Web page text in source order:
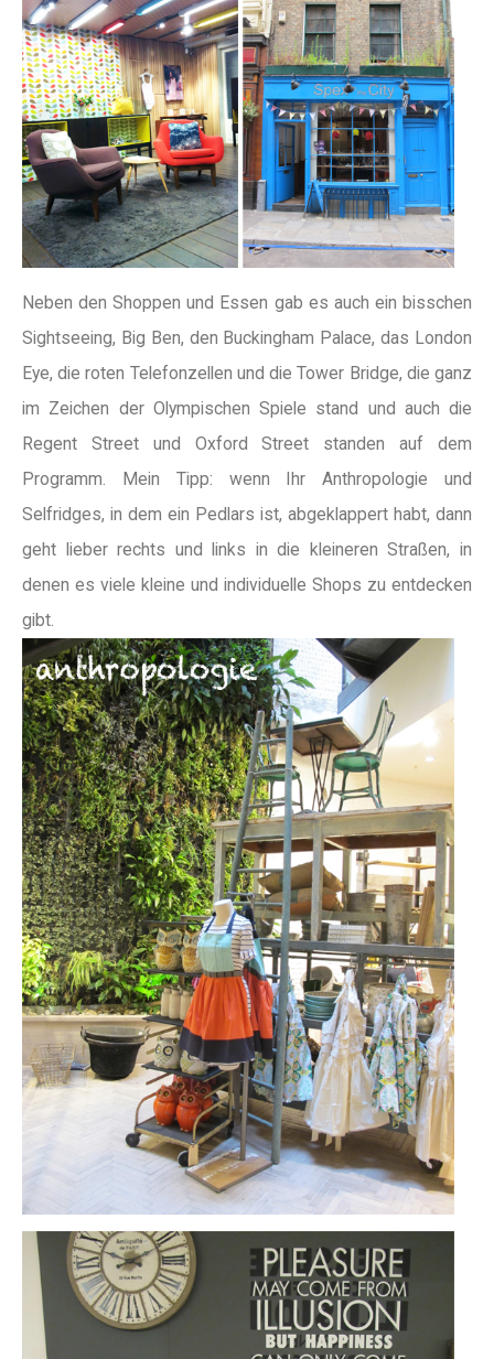
Neben den Shoppen und Essen gab es auch ein bisschen
Sightseeing, Big Ben, den Buckingham Palace, das London
Eye, die roten Telefonzellen und die Tower Bridge, die ganz
im Zeichen der Olympischen Spiele stand und auch die
Regent Street und Oxford Street standen auf dem
Programm. Mein Tipp: wenn Ihr Anthropologie und
Selfridges, in dem ein Pedlars ist, abgeklappert habt, dann
geht lieber rechts und links in die kleineren Straßen, in
denen es viele kleine und individuelle Shops zu entdecken
gibt.